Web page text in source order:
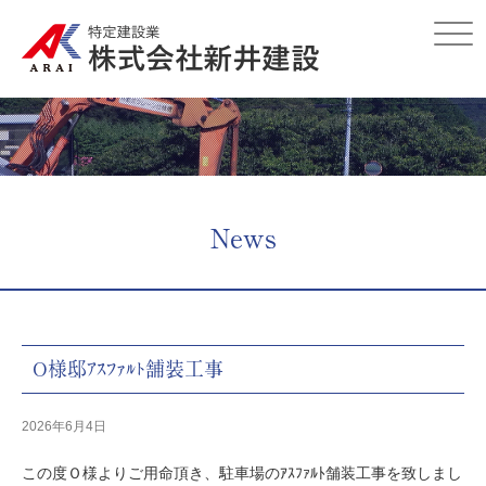
Click
News
O様邸ｱｽﾌｧﾙﾄ舗装工事
2026年6月4日
この度Ｏ様よりご用命頂き、駐車場のｱｽﾌｧﾙﾄ舗装工事を致しまし